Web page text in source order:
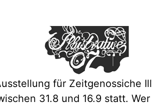
für Zeitgenossiche
31.8 und 16.9 statt.